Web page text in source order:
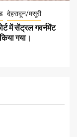
देहरादून/मसूरी
में सेंट्रल गवर्नमेंट
गया।